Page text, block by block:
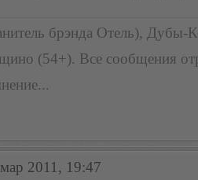
брэнда Отель), Дубы-
(54+). Все сообщения
2011, 19:47